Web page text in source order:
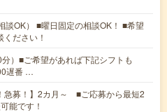
談OK） ■曜日固定の相談OK！ ■希望
ださい！
）■ご希望があれば下記シフトも
遅番 …
急募！】2カ月～ ■ご応募から最短2
能です！